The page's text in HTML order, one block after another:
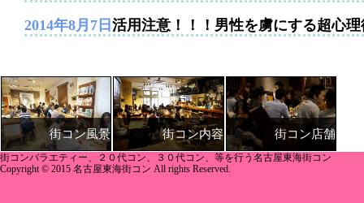
2014年8月7日 活用注意！！！男性を虜にする超心理
街コン風景 街コン内容 街コン店舗
街コンバラエティー、２０代コン、３０代コン、等を行う名古屋東海街コン
Copyright © 2015 名古屋東海街コン All rights Reserved.